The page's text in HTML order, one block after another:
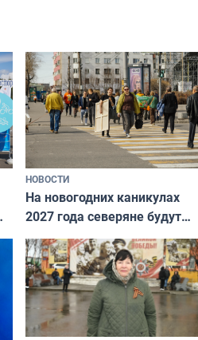
НОВОСТИ
На новогодних каникулах
2027 года северяне будут
отдыхать 11 дней